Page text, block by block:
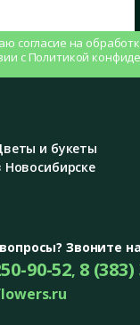
согласие на
с Политикой
и букеты
Новосибирске
Звоните
90-52, 8